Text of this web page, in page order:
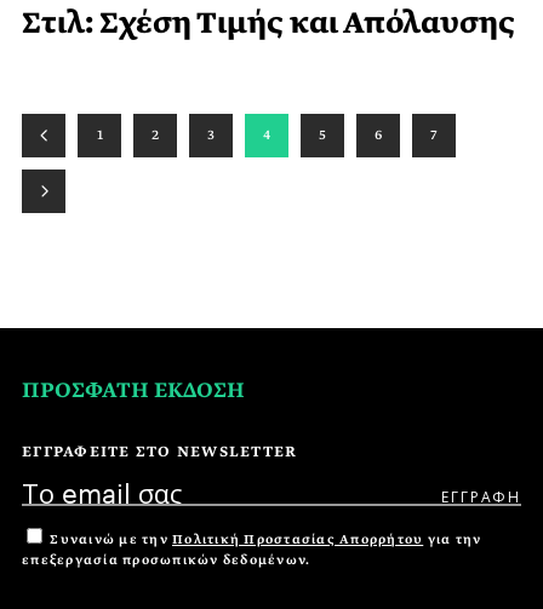
Στιλ: Σχέση Τιμής και Απόλαυσης
1 2 3 4 5 6 7
ΠΡΟΣΦΑΤΗ ΕΚΔΟΣΗ
ΕΓΓΡΑΦΕΙΤΕ ΣΤΟ NEWSLETTER
Συναινώ με την Πολιτική Προστασίας Απορρήτου για την
επεξεργασία προσωπικών δεδομένων.